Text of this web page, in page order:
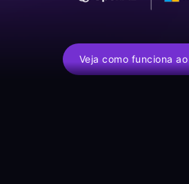
Veja como funciona